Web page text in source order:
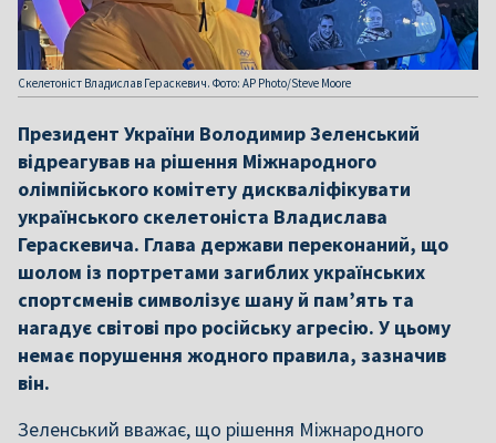
Скелетоніст Владислав Гераскевич. Фото: AP Photo/Steve Moore
Президент України Володимир Зеленський
відреагував на рішення Міжнародного
олімпійського комітету дискваліфікувати
українського скелетоніста Владислава
Гераскевича. Глава держави переконаний, що
шолом із портретами загиблих українських
спортсменів символізує шану й памʼять та
нагадує світові про російську агресію. У цьому
немає порушення жодного правила, зазначив
він.
Зеленський вважає, що рішення Міжнародного